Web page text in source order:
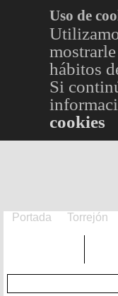
Uso de
hábitos
Si
cookies
Portada Torrejón